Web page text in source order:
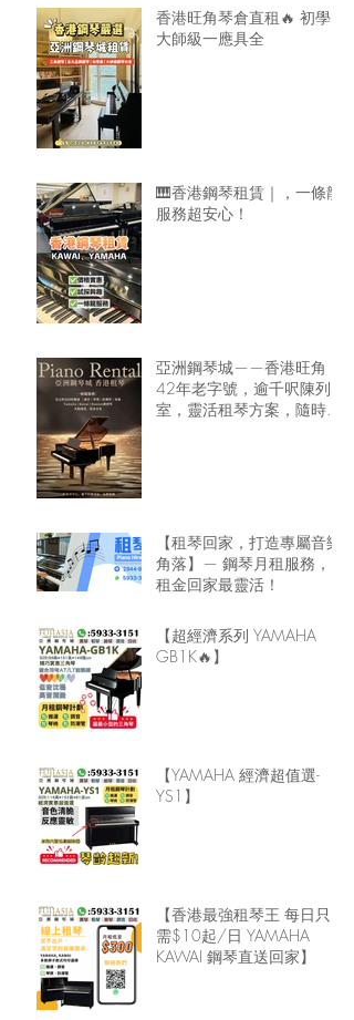
香港旺角琴倉直租🔥 初學
大師級一應具全
🎹香港鋼琴租賃｜，一條龍
服務超安心！
亞洲鋼琴城——香港旺角
42年老字號，逾千呎陳列
室，靈活租琴方案，隨時可
【租琴回家，打造專屬音樂
角落】— 鋼琴月租服務，
租金回家最靈活！
【超經濟系列 YAMAHA
GB1K🔥】
【YAMAHA 經濟超值選-
YS1】
【香港最強租琴王 每日只
需$10起/日 YAMAHA
KAWAI 鋼琴直送回家】